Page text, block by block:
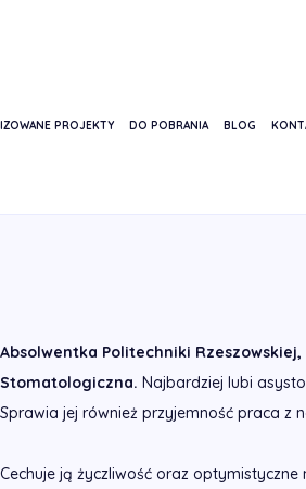
PROJEKTY DO POBRANIA BLOG
Absolwentka Politechniki
Stomatologiczna. Najbardziej lubi
Sprawia jej również przyjemność praca z
Cechuje ją życzliwość oraz